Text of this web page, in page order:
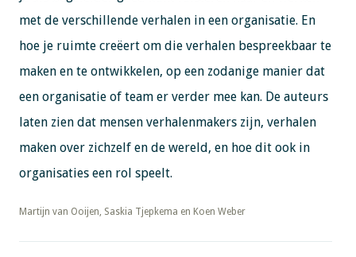
met de verschillende verhalen in een organisatie. En
hoe je ruimte creëert om die verhalen bespreekbaar te
maken en te ontwikkelen, op een zodanige manier dat
een organisatie of team er verder mee kan. De auteurs
laten zien dat mensen verhalenmakers zijn, verhalen
maken over zichzelf en de wereld, en hoe dit ook in
organisaties een rol speelt.
​​​​​​​Martijn van Ooijen, Saskia Tjepkema en Koen Weber